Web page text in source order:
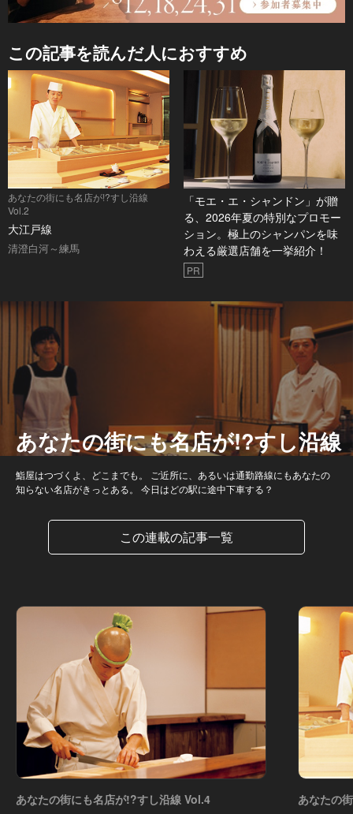
この記事を読んだ人におすすめ
あなたの街にも名店が!?すし沿線
Vol.2
大江戸線
清澄白河～練馬
「モエ・エ・シャンドン」が贈
る、2026年夏の特別なプロモー
ション。極上のシャンパンを味
わえる厳選店舗を一挙紹介！
PR
あなたの街にも名店が!?すし沿線
鮨屋はつづくよ、どこまでも。 ご近所に、あるいは通勤路線にもあなたの
知らない名店がきっとある。 今日はどの駅に途中下車する？
この連載の記事一覧
あなたの街にも名店が!?すし沿線 Vol.4 あなたの